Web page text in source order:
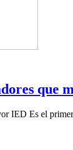
que
IED Es el